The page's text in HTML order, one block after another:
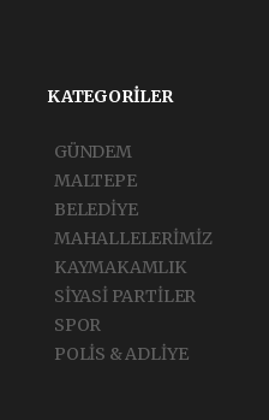
KATEGORİLER
GÜNDEM
MALTEPE
BELEDİYE
MAHALLELERİMİZ
KAYMAKAMLIK
SİYASİ PARTİLER
SPOR
POLİS & ADLİYE